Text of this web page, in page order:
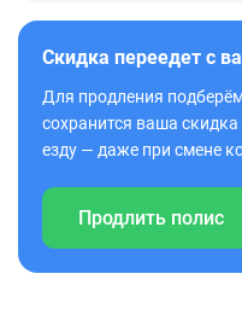
Скидка переедет с
Для продления
сохранится ваша
езду — даже при смене
Продлить полис